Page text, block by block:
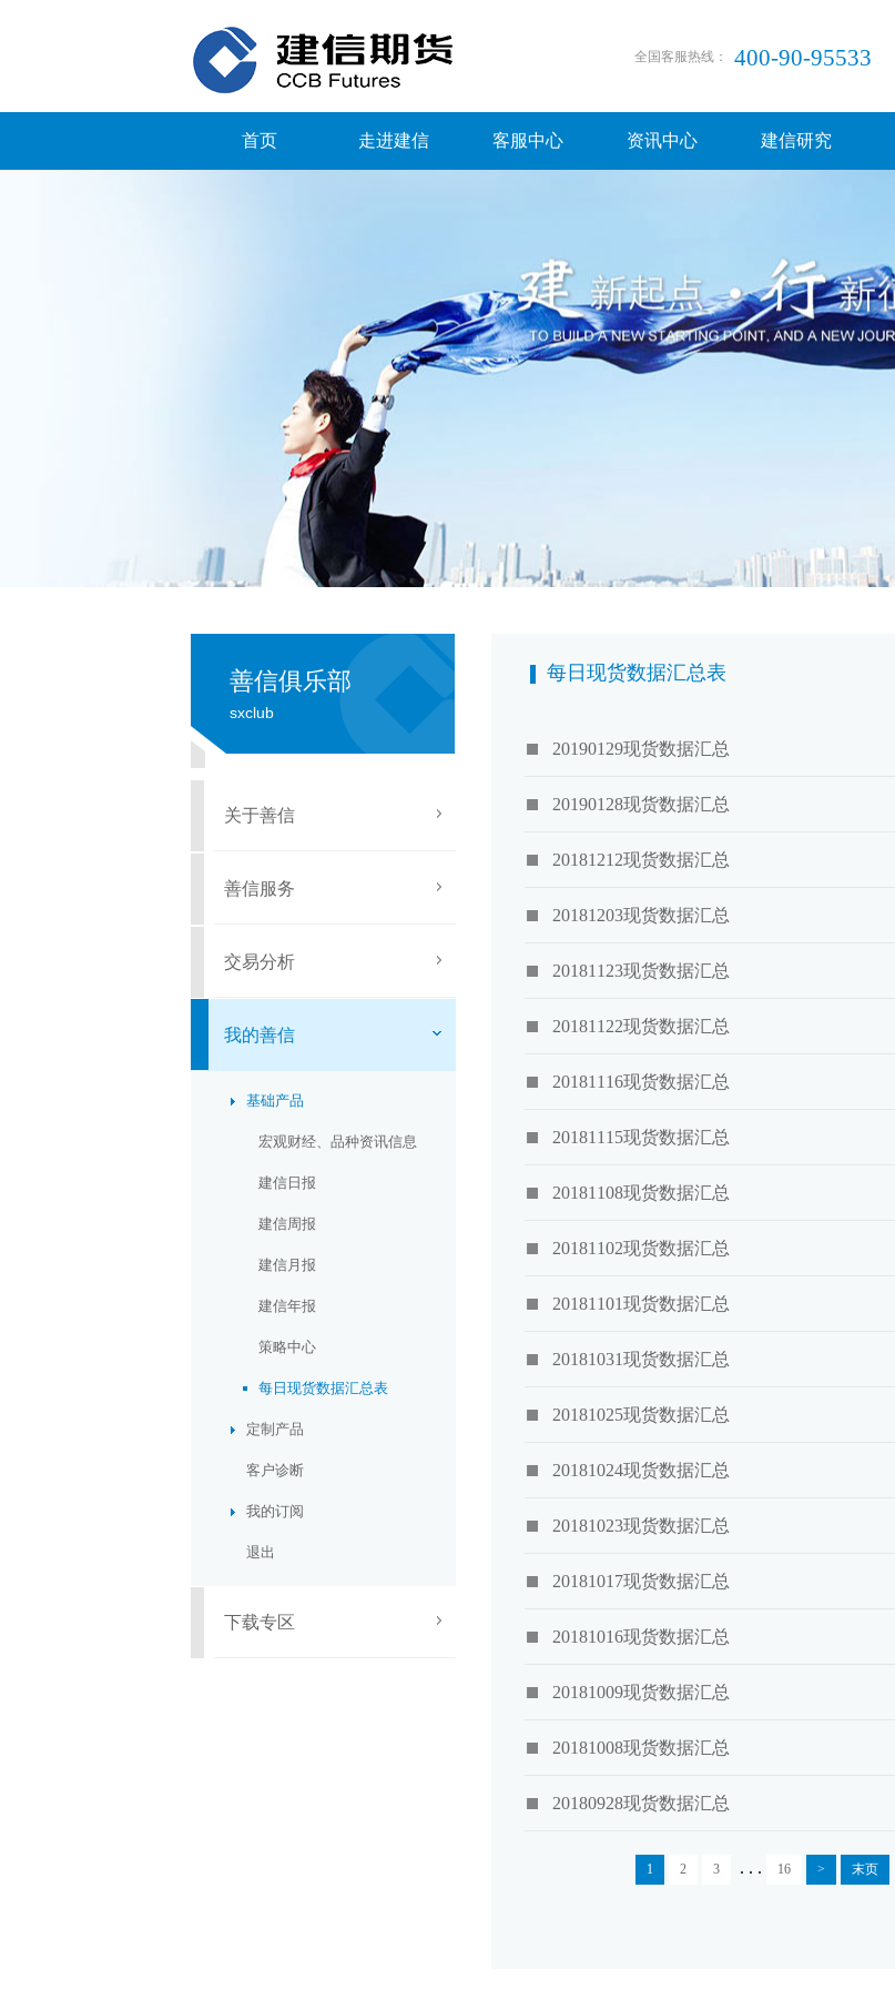
全国客服热线： 400-90-95533
首页 走进建信 客服中心 资讯中心 建信研究
善信俱乐部
sxclub
关于善信
善信服务
交易分析
我的善信
基础产品
宏观财经、品种资讯信息
建信日报
建信周报
建信月报
建信年报
策略中心
每日现货数据汇总表
定制产品
客户诊断
我的订阅
退出
下载专区
每日现货数据汇总表
20190129现货数据汇总
20190128现货数据汇总
20181212现货数据汇总
20181203现货数据汇总
20181123现货数据汇总
20181122现货数据汇总
20181116现货数据汇总
20181115现货数据汇总
20181108现货数据汇总
20181102现货数据汇总
20181101现货数据汇总
20181031现货数据汇总
20181025现货数据汇总
20181024现货数据汇总
20181023现货数据汇总
20181017现货数据汇总
20181016现货数据汇总
20181009现货数据汇总
20181008现货数据汇总
20180928现货数据汇总
1 2 3 . . . 16 > 末页